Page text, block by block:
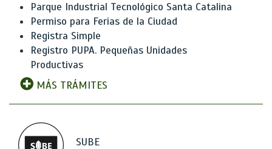
Parque Industrial Tecnológico Santa Catalina
Permiso para Ferias de la Ciudad
Registra Simple
Registro PUPA. Pequeñas Unidades
Productivas
MÁS TRÁMITES
SUBE